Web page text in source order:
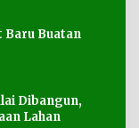
Baru Buatan
Dibangun,
Lahan